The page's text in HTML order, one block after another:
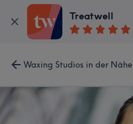
Treatwell
Waxing Studios in der Nähe